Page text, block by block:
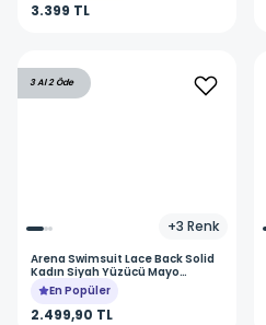
3.399 TL
3 Al 2 Öde
+3 Renk
ArenaSwimsuit Lace Back Solid
Kadın Siyah Yüzücü Mayo
004651501
En Popüler
2.499,90 TL